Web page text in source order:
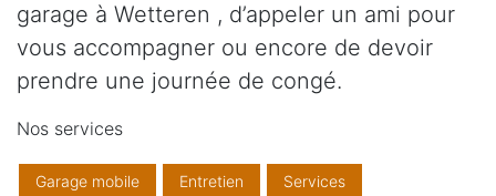
garage à Wetteren , d’appeler un ami pour
vous accompagner ou encore de devoir
prendre une journée de congé.
Nos services
Garage mobile Entretien Services